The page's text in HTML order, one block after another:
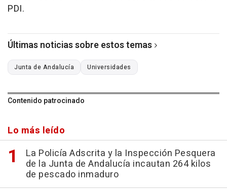
PDI.
Últimas noticias sobre estos temas
Junta de Andalucía Universidades
Contenido patrocinado
Lo más leído
La Policía Adscrita y la Inspección Pesquera
de la Junta de Andalucía incautan 264 kilos
de pescado inmaduro